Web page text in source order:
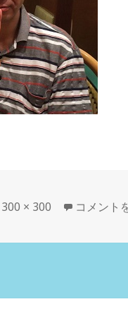
フ
サ
300 × 300 コメント